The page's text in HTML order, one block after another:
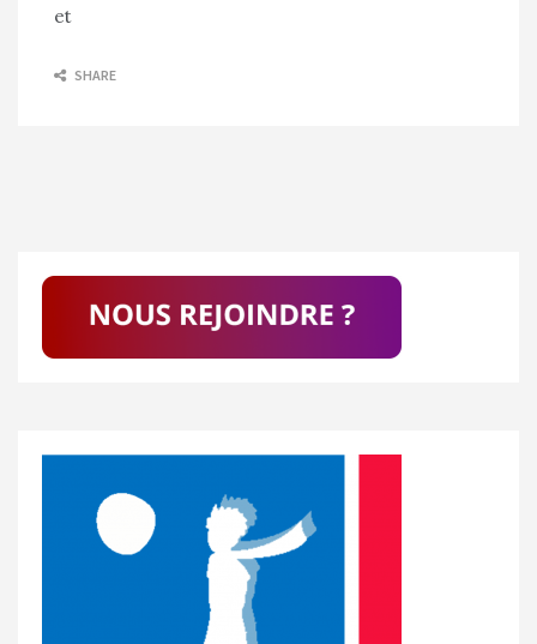
et
SHARE